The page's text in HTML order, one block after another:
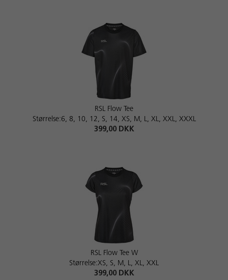
RSL Flow Tee
Størrelse:6, 8, 10, 12, S, 14, XS, M, L, XL, XXL, XXXL
399,00 DKK
RSL Flow Tee W
Størrelse:XS, S, M, L, XL, XXL
399,00 DKK